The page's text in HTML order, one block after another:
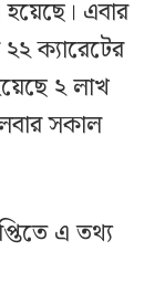
এবার
ক্যারেটের
২ লাখ
সকাল
এ তথ্য